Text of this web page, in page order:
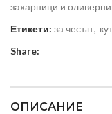
захарници и
Етикети: за чесън,
Share:
ОПИСАНИЕ